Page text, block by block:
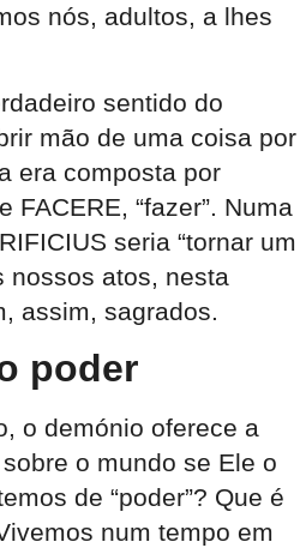
nós, adultos, a lhes
sentido do
mão de uma coisa por
era composta por
FACERE, “fazer”. Numa
seria “tornar um
nossos atos, nesta
assim, sagrados.
poder
o demónio oferece a
o mundo se Ele o
de “poder”? Que é
num tempo em